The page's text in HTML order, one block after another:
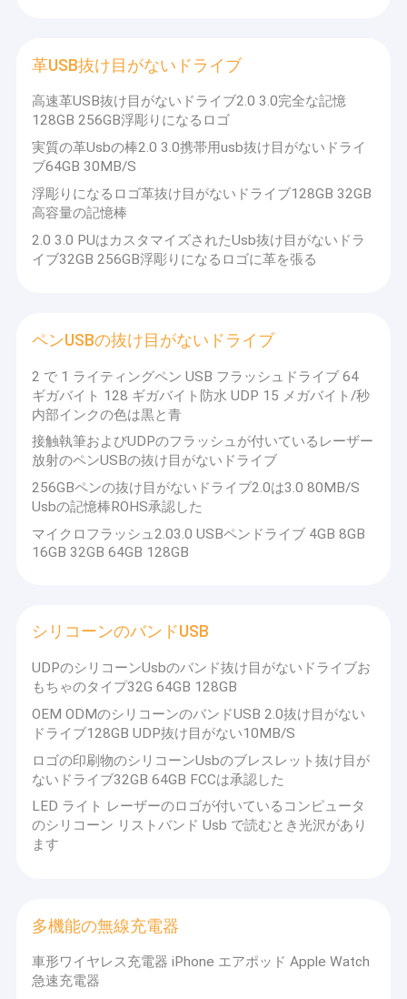
革USB抜け目がないドライブ
高速革USB抜け目がないドライブ2.0 3.0完全な記憶
128GB 256GB浮彫りになるロゴ
実質の革Usbの棒2.0 3.0携帯用usb抜け目がないドライ
ブ64GB 30MB/S
浮彫りになるロゴ革抜け目がないドライブ128GB 32GB
高容量の記憶棒
2.0 3.0 PUはカスタマイズされたUsb抜け目がないドラ
イブ32GB 256GB浮彫りになるロゴに革を張る
ペンUSBの抜け目がないドライブ
2 で 1 ライティングペン USB フラッシュドライブ 64
ギガバイト 128 ギガバイト防水 UDP 15 メガバイト/秒
内部インクの色は黒と青
接触執筆およびUDPのフラッシュが付いているレーザー
放射のペンUSBの抜け目がないドライブ
256GBペンの抜け目がないドライブ2.0は3.0 80MB/S
Usbの記憶棒ROHS承認した
マイクロフラッシュ2.03.0 USBペンドライブ 4GB 8GB
16GB 32GB 64GB 128GB
シリコーンのバンドUSB
UDPのシリコーンUsbのバンド抜け目がないドライブお
もちゃのタイプ32G 64GB 128GB
OEM ODMのシリコーンのバンドUSB 2.0抜け目がない
ドライブ128GB UDP抜け目がない10MB/S
ロゴの印刷物のシリコーンUsbのブレスレット抜け目が
ないドライブ32GB 64GB FCCは承認した
LED ライト レーザーのロゴが付いているコンピュータ
のシリコーン リストバンド Usb で読むとき光沢があり
ます
多機能の無線充電器
車形ワイヤレス充電器 iPhone エアポッド Apple Watch
急速充電器
新製品開発に関するアイデアがございましたら、お気軽にお問い
合わせください。SUNTRAP
メモリカード、パワーバンク、ワイヤレス充電器です。
ワイヤレスカーチャージャー、ケーブルなど。これらの製品の
OEMおよびODM生産と専門的な製造を提供できます。
は、すべてのUSBフラッシュドライブとSSDハードドライブメモ
リカードを、世界をリードする半導体サプライヤーから製造して
100%フルメモリと厳格なテストと検査を実施しています。
すべてのUSBフラッシュドライブとSSDハードドライブメモリカ
仲介業者は存在せず、工場価格によりビジネスの競争力が高まり
ます。
1.カスタム形状の金型を開く（プラスチック、金属、PVCな
ど）。PVC金型を開くコストは低いため、ほとんどのお客様は
PVC素材を選択して金型を開きます。クリアな写真やデザインを
送信するだけで、作成をお手伝いできます。
2.カスタムロゴ：レーザー、CMYK印刷、スクリーン印刷、UV印